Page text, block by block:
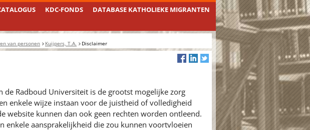
KDC-FONDS
DATABASE KATHOLIEKE MIGRANTEN
van personen Kuijpers, T.A. Disclaimer
de Radboud Universiteit is de grootst mogelijke zorg
enkele wijze instaan voor de juistheid of volledigheid
website kunnen dan ook geen rechten worden ontleend.
enkele aansprakelijkheid die zou kunnen voortvloeien